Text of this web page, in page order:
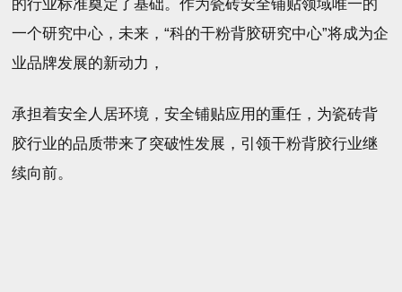
的行业标准奠定了基础。作为瓷砖安全铺贴领域唯一的
一个研究中心，未来，“科的干粉背胶研究中心”将成为企
业品牌发展的新动力，
承担着安全人居环境，安全铺贴应用的重任，为瓷砖背
胶行业的品质带来了突破性发展，引领干粉背胶行业继
续向前。